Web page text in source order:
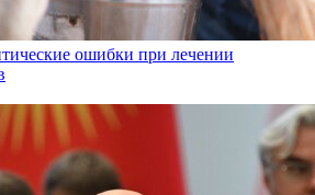
ошибки при лечении